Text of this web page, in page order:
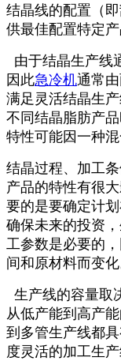
结晶线的配置（
供最佳配置特定产
由于结晶生产线
因此急冷机通常
满足灵活结晶生
不同结晶脂肪产
特性可能因一种混
结晶过程、加工
产品的特性有很
要的是要确定计
确保未来的投资
工参数是必要的
间和原材料而变化
生产线的容量取
从低产能到高产
到多管生产线都
度灵活的加工生